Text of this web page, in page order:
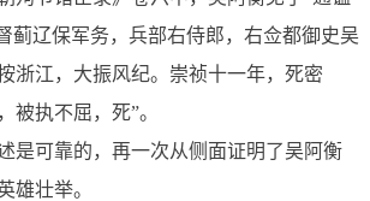
蓟辽保军务，兵部右侍郎，右佥都御史吴
浙江，大振风纪。崇祯十一年，死密
被执不屈，死”。
是可靠的，再一次从侧面证明了吴阿衡
雄壮举。